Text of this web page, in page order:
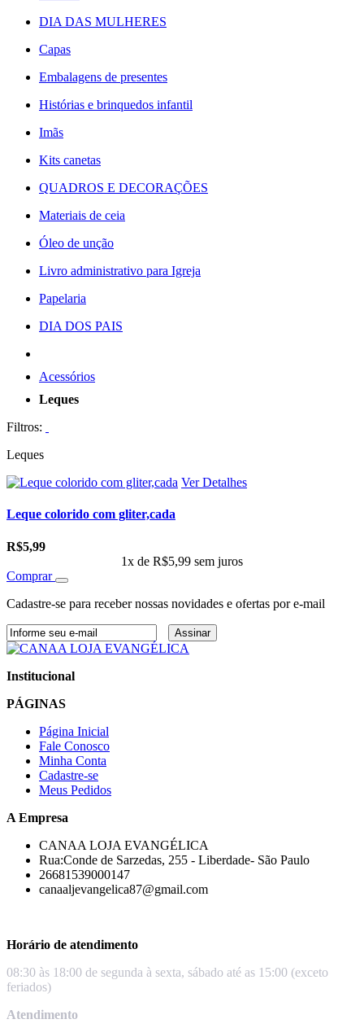
DIA DAS MULHERES
Capas
Embalagens de presentes
Histórias e brinquedos infantil
Imãs
Kits canetas
QUADROS E DECORAÇÕES
Materiais de ceia
Óleo de unção
Livro administrativo para Igreja
Papelaria
DIA DOS PAIS
Acessórios
Leques
Filtros:
Leques
Ver Detalhes
Leque colorido com gliter,cada
R$5,99
1x de R$5,99 sem juros
Comprar
Cadastre-se para receber nossas novidades e ofertas por e-mail
Assinar
Institucional
PÁGINAS
Página Inicial
Fale Conosco
Minha Conta
Cadastre-se
Meus Pedidos
A Empresa
CANAA LOJA EVANGÉLICA
Rua:Conde de Sarzedas, 255 - Liberdade- São Paulo
26681539000147
canaaljevangelica87@gmail.com
Horário de atendimento
08:30 às 18:00 de segunda à sexta, sábado até as 15:00 (exceto
feriados)
Atendimento